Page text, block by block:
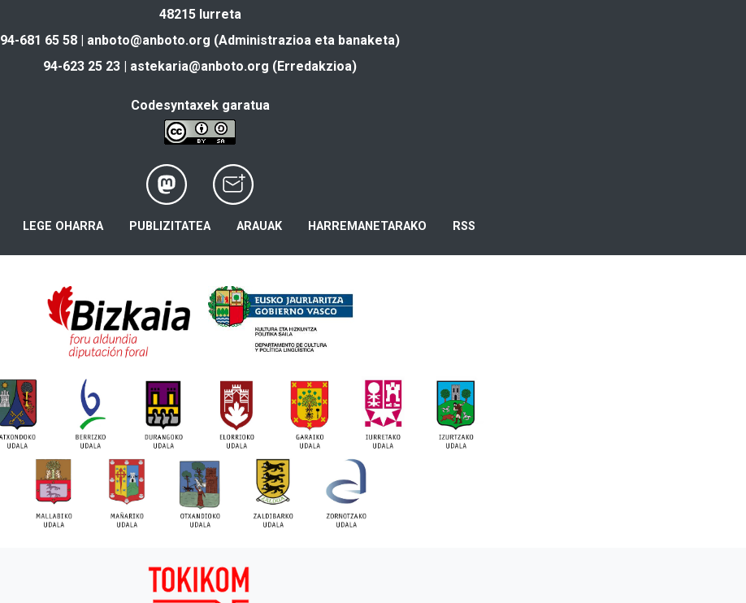
48215 Iurreta
94-681 65 58 | anboto@anboto.org (Administrazioa eta banaketa)
94-623 25 23 | astekaria@anboto.org (Erredakzioa)
Codesyntaxek garatua
LEGE OHARRA PUBLIZITATEA ARAUAK HARREMANETARAKO RSS